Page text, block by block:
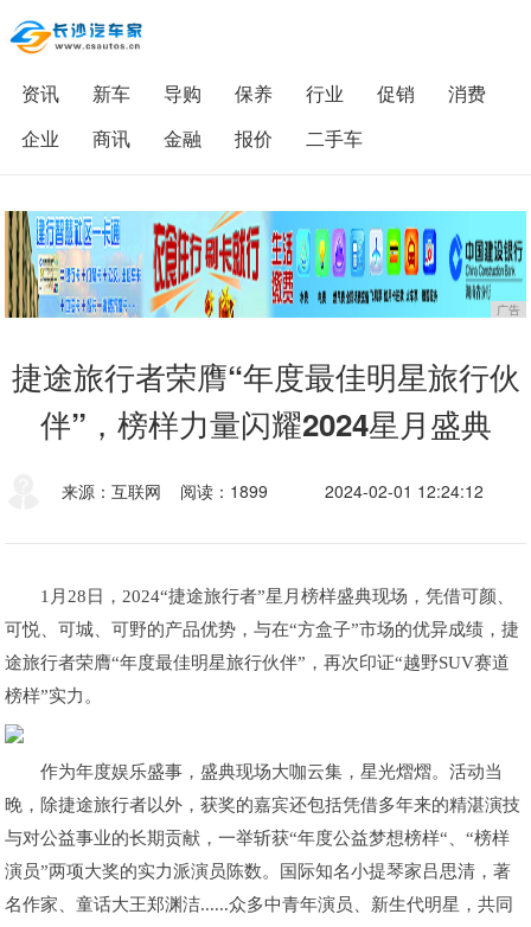
资讯 新车 导购 保养 行业 促销
消费
企业
商讯 金融 报价 二手车
广告
捷途旅行者荣膺“年度最佳明星旅行伙
伴”，榜样力量闪耀2024星月盛典
来源：互联网 阅读：1899 2024-02-01 12:24:12
1月28日，2024“捷途旅行者”星月榜样盛典现场，凭借可颜、
可悦、可城、可野的产品优势，与在“方盒子”市场的优异成绩，捷
途旅行者荣膺“年度最佳明星旅行伙伴”，再次印证“越野SUV赛道
榜样”实力。
作为年度娱乐盛事，盛典现场大咖云集，星光熠熠。活动当
晚，除捷途旅行者以外，获奖的嘉宾还包括凭借多年来的精湛演技
与对公益事业的长期贡献，一举斩获“年度公益梦想榜样“、“榜样
演员”两项大奖的实力派演员陈数。国际知名小提琴家吕思清，著
名作家、童话大王郑渊洁......众多中青年演员、新生代明星，共同